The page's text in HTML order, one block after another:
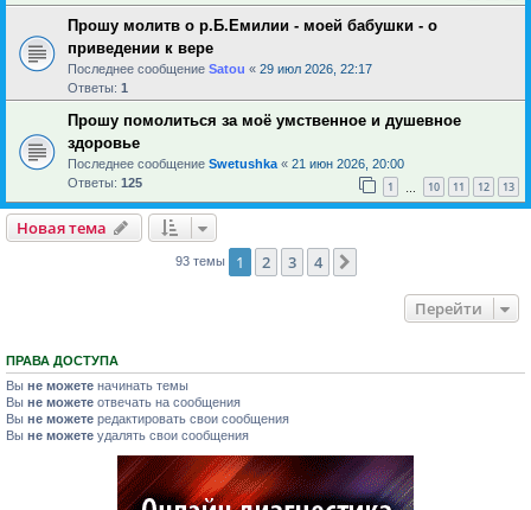
Прошу молитв о р.Б.Емилии - моей бабушки - о
приведении к вере
Последнее сообщение Satou « 29 июл 2026, 22:17
Ответы: 1
Прошу помолиться за моё умственное и душевное
здоровье
Последнее сообщение Swetushka « 21 июн 2026, 20:00
Ответы: 125 1 10 11 12 13
Новая тема
93 темы 1 2 3 4
Перейти
ПРАВА ДОСТУПА
Вы не можете начинать темы
Вы не можете отвечать на сообщения
Вы не можете редактировать свои сообщения
Вы не можете удалять свои сообщения